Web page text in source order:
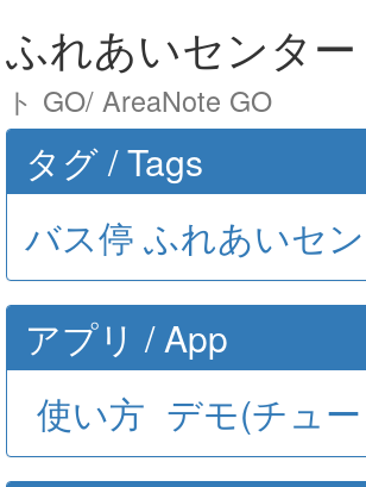
ふれあいセンタ
ト GO/ AreaNote GO
タグ / Tags
バス停 ふれあいセ
アプリ / App
使い方 デモ(チュ